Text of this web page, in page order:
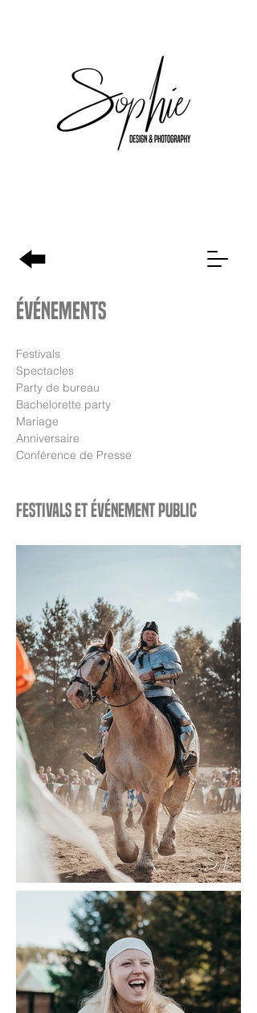
Événements
Festivals
Spectacles
Party de bureau
Bachelorette party
Mariage
Anniversaire
Conférence de Presse
Festivals et événement public